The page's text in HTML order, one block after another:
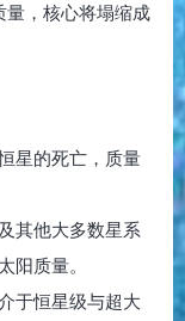
量，核心将塌缩成
星的死亡，质量
其他大多数星系
阳质量。
于恒星级与超大